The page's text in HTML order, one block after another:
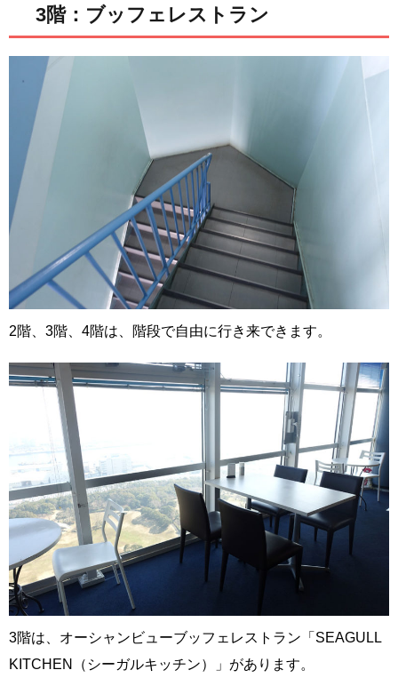
3階：ブッフェレストラン
2階、3階、4階は、階段で自由に行き来できます。
3階は、オーシャンビューブッフェレストラン「SEAGULL
KITCHEN（シーガルキッチン）」があります。